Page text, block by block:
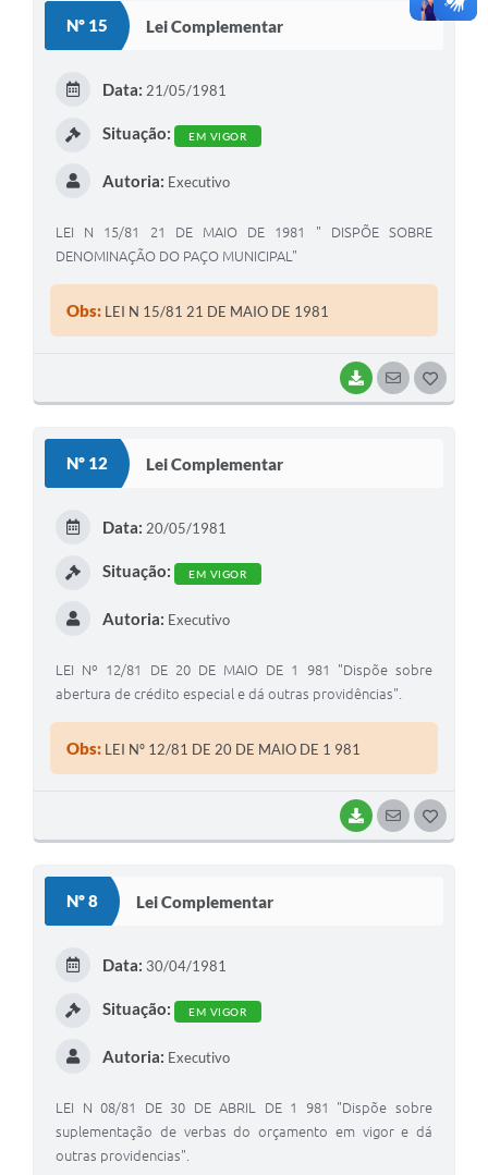
S
Nº 15 Lei Complementar
BAIXARSEGUIR
Data: 21/05/1981
Situação: EM VIGOR
Autoria: Executivo
LEI N 15/81 21 DE MAIO DE 1981 " DISPÕE SOBRE
DENOMINAÇÃO DO PAÇO MUNICIPAL"
Obs: LEI N 15/81 21 DE MAIO DE 1981
Nº 12 Lei Complementar
BAIXARSEGUIR
Data: 20/05/1981
Situação: EM VIGOR
Autoria: Executivo
LEI Nº 12/81 DE 20 DE MAIO DE 1 981 "Dispõe sobre
abertura de crédito especial e dá outras providências".
Obs: LEI Nº 12/81 DE 20 DE MAIO DE 1 981
Nº 8 Lei Complementar
Data: 30/04/1981
Situação: EM VIGOR
Autoria: Executivo
LEI N 08/81 DE 30 DE ABRIL DE 1 981 "Dispõe sobre
suplementação de verbas do orçamento em vigor e dá
outras providencias".